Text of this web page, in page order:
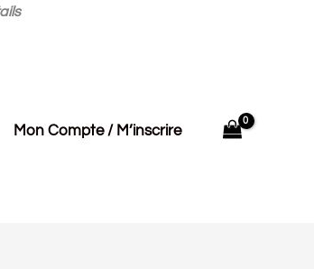
Mon Compte / M’inscrire